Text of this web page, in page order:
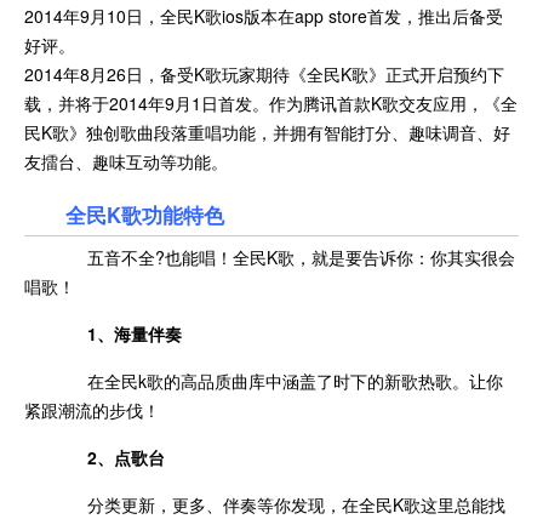
2014年9月10日，全民K歌ios版本在app store首发，推出后备受
好评。
2014年8月26日，备受K歌玩家期待《全民K歌》正式开启预约下
载，并将于2014年9月1日首发。作为腾讯首款K歌交友应用，《全
民K歌》独创歌曲段落重唱功能，并拥有智能打分、趣味调音、好
友擂台、趣味互动等功能。
全民K歌功能特色
五音不全?也能唱！全民K歌，就是要告诉你：你其实很会
唱歌！
1、海量伴奏
在全民k歌的高品质曲库中涵盖了时下的新歌热歌。让你
紧跟潮流的步伐！
2、点歌台
分类更新，更多、伴奏等你发现，在全民K歌这里总能找